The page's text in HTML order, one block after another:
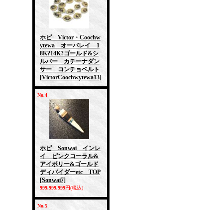
ホピ Victor・Coochw
ytewa オーバレイ 1
8K?14K?ゴールド&シ
ルバー カチーナダン
サー コンチョベルト
[VictorCoochwytewa13]
No.4
ホピ Sonwai インレ
イ ピンクコーラル&
アイボリー&ゴールド
ディバイダーetc TOP
[Sonwai7]
999,999,999円(税込)
No.5